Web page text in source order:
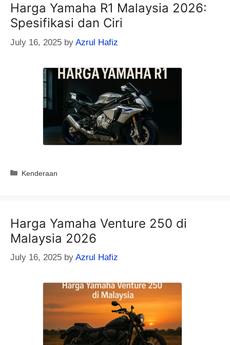
Harga Yamaha R1 Malaysia 2026:
Spesifikasi dan Ciri
July 16, 2025 by Azrul Hafiz
Categories
Kenderaan
Harga Yamaha Venture 250 di
Malaysia 2026
July 16, 2025 by Azrul Hafiz